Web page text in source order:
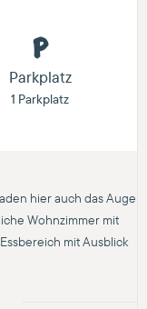
Parkplatz
1 Parkplatz
hier auch das Auge
Wohnzimmer mit
mit Ausblick